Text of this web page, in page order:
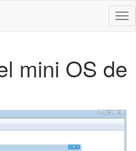
mini OS de